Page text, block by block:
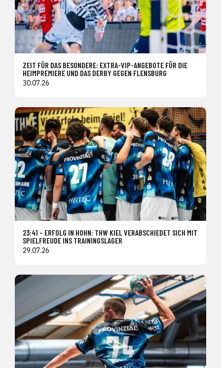
ZEIT FÜR DAS BESONDERE: EXTRA-VIP-ANGEBOTE FÜR DIE
HEIMPREMIERE UND DAS DERBY GEGEN FLENSBURG
30.07.26
23:41 – ERFOLG IN HOHN: THW KIEL VERABSCHIEDET SICH MIT
SPIELFREUDE INS TRAININGSLAGER
29.07.26